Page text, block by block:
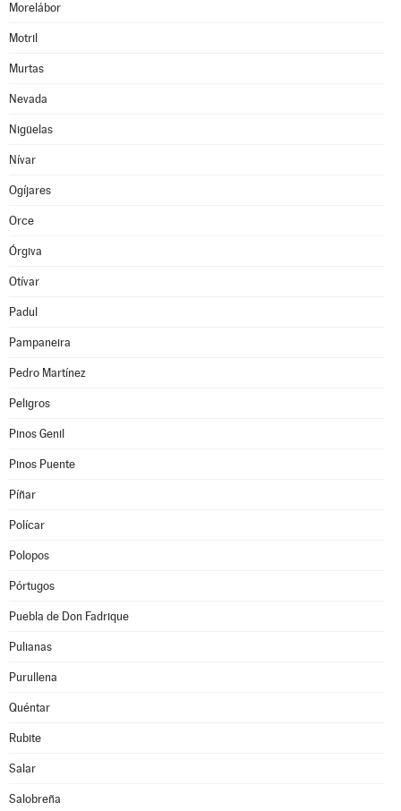
Morelábor
Motril
Murtas
Nevada
Nigüelas
Nívar
Ogíjares
Orce
Órgiva
Otívar
Padul
Pampaneira
Pedro Martínez
Peligros
Pinos Genil
Pinos Puente
Píñar
Polícar
Polopos
Pórtugos
Puebla de Don Fadrique
Pulianas
Purullena
Quéntar
Rubite
Salar
Salobreña